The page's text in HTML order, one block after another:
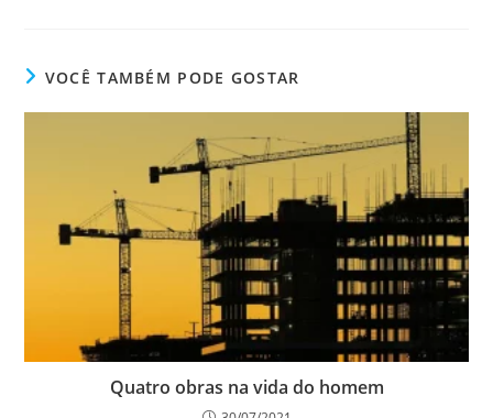
VOCÊ TAMBÉM PODE GOSTAR
Quatro obras na vida do homem